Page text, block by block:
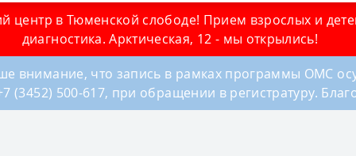
центр в Тюменской слободе! Прием взрослых и
диагностика. Арктическая, 12 - мы открылись!
внимание, что запись в рамках программы ОМС
(3452) 500-617, при обращении в регистратуру.